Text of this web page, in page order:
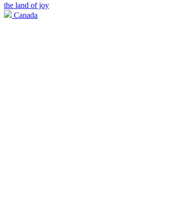
the land of joy
Canada